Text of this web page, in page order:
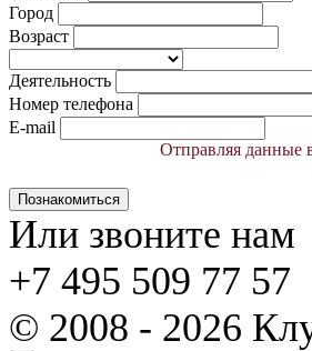
Город
Возраст
Деятельность
Номер телефона
E-mail
Отправляя данные
Познакомиться
Или звоните нам
+7 495 509 77 57
© 2008 - 2026